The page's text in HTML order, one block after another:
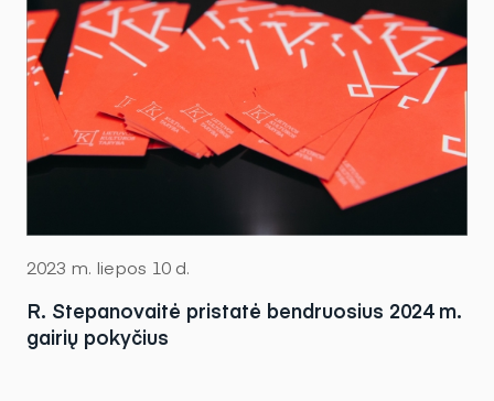
2023 m. liepos 10 d.
R. Stepanovaitė pristatė bendruosius 2024 m.
gairių pokyčius